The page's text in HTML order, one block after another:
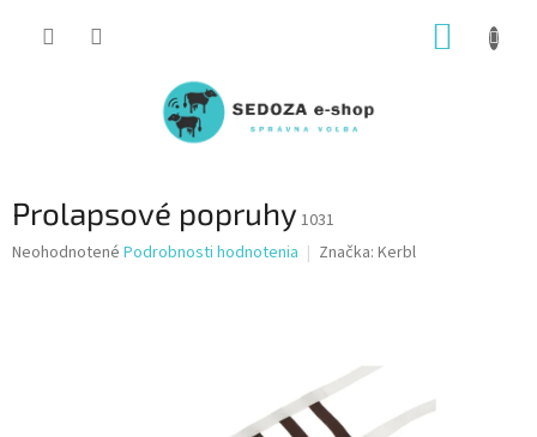
Prolapsové popruhy 1031
Priemerné
Neohodnotené Podrobnosti hodnotenia Značka: Kerbl